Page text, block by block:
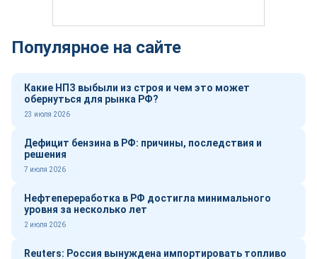
Популярное на сайте
Какие НПЗ выбыли из строя и чем это может
обернуться для рынка РФ?
23 июля 2026
Дефицит бензина в РФ: причины, последствия и
решения
7 июля 2026
Нефтепереработка в РФ достигла минимального
уровня за несколько лет
2 июля 2026
Reuters: Россия вынуждена импортировать топливо